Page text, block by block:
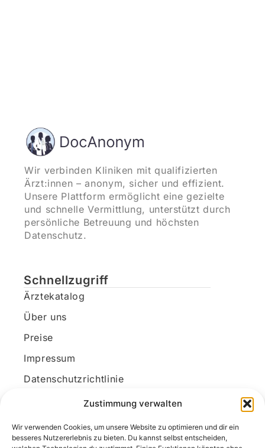
Zustimmung verwalten
Wir verwenden Cookies, um unsere Website zu optimieren und dir ein
besseres Nutzererlebnis zu bieten. Du kannst selbst entscheiden,
Wir verbinden Kliniken mit qualifizierten
Ärzt:innen – anonym, sicher und effizient.
Unsere Plattform ermöglicht eine gezielte
und schnelle Vermittlung, unterstützt durch
persönliche Betreuung und höchsten
Datenschutz.
Schnellzugriff
Ärztekatalog
Über uns
Preise
Impressum
Datenschutzrichtlinie
Kundenkonto
Unsere Kontaktdaten